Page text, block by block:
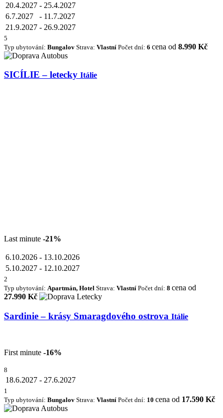
20.4.2027 - 25.4.2027
6.7.2027
- 11.7.2027
21.9.2027 - 26.9.2027
5
Typ ubytování: Bungalov Strava: Vlastní Počet dní: 6 cena od 8.990 Kč
SICÍLIE – letecky Itálie
Last minute -21%
6.10.2026 - 13.10.2026
5.10.2027 - 12.10.2027
2
Typ ubytování: Apartmán, Hotel Strava: Vlastní Počet dní: 8 cena od
27.990 Kč
Sardinie – krásy Smaragdového ostrova Itálie
First minute -16%
8
18.6.2027 - 27.6.2027
1
Typ ubytování: Bungalov Strava: Vlastní Počet dní: 10 cena od 17.590 Kč